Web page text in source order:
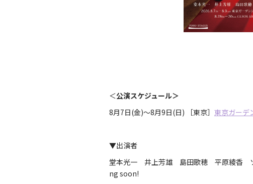
＜公演スケジュール＞
8月7日(金)～8月9日(日) ［東京］ 東京ガーデ
▼出演者
堂本光一 井上芳雄 島田歌穂 平原綾香
ng soon!